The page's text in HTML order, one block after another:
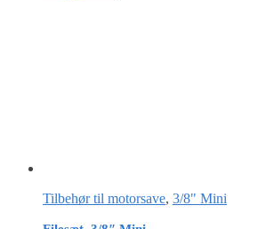
Tilbehør til motorsave, 3/8" Mini